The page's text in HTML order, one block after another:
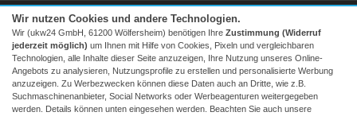
Facebook| twitter
© 2026 Tecedo
Wir nutzen Cookies und andere Technologien.
Wir (ukw24 GmbH, 61200 Wölfersheim) benötigen Ihre Zustimmung (Widerruf
jederzeit möglich) um Ihnen mit Hilfe von Cookies, Pixeln und vergleichbaren
Technologien, alle Inhalte dieser Seite anzuzeigen, Ihre Nutzung unseres Online-
Angebots zu analysieren, Nutzungsprofile zu erstellen und personalisierte Werbung
anzuzeigen. Zu Werbezwecken können diese Daten auch an Dritte, wie z.B.
Suchmaschinenanbieter, Social Networks oder Werbeagenturen weitergegeben
werden. Details können unten eingesehen werden. Beachten Sie auch unsere